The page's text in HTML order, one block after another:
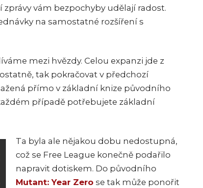
zprávy vám bezpochyby udělají radost.
na samostatné rozšíření s
mezi hvězdy. Celou expanzi jde z
tak pokračovat v předchozí
přímo v základní knize původního
případě potřebujete základní
Ta byla ale nějakou dobu nedostupná,
což se Free League konečně podařilo
napravit dotiskem. Do původního
Mutant: Year Zero se tak může ponořit